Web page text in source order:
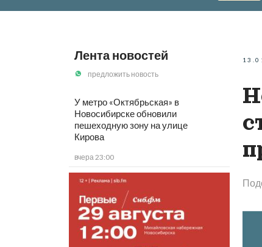
Лента новостей
предложить новость
У метро «Октябрьская» в
Новосибирске обновили
пешеходную зону на улице
Кирова
вчера 23:00